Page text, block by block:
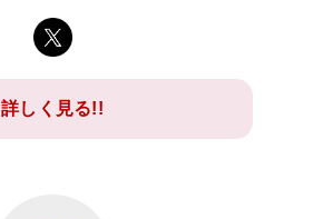
詳しく見る!!